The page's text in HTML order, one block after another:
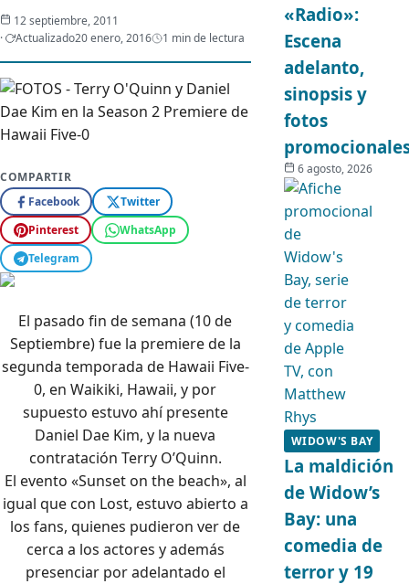
12 septiembre, 2011
Actualizado20 enero, 2016 1 min de lectura
COMPARTIR
Facebook
Twitter
Pinterest
WhatsApp
Telegram
El pasado fin de semana (10 de
Septiembre) fue la premiere de la
segunda temporada de Hawaii Five-
0, en Waikiki, Hawaii, y por
supuesto estuvo ahí presente
Daniel Dae Kim, y la nueva
contratación Terry O’Quinn.
El evento «Sunset on the beach», al
igual que con Lost, estuvo abierto a
los fans, quienes pudieron ver de
cerca a los actores y además
presenciar por adelantado el
«Radio»:
Escena
adelanto,
sinopsis y
fotos
6 agosto, 2026
WIDOW'S BAY
La maldición
de Widow’s
Bay: una
comedia de
terror y 19